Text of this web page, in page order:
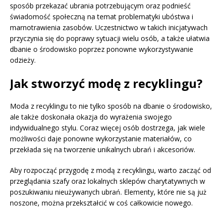
sposób przekazać ubrania potrzebującym oraz podnieść
świadomość społeczną na temat problematyki ubóstwa i
marnotrawienia zasobów. Uczestnictwo w takich inicjatywach
przyczynia się do poprawy sytuacji wielu osób, a także ułatwia
dbanie o środowisko poprzez ponowne wykorzystywanie
odzieży.
Jak stworzyć modę z recyklingu?
Moda z recyklingu to nie tylko sposób na dbanie o środowisko,
ale także doskonała okazja do wyrażenia swojego
indywidualnego stylu. Coraz więcej osób dostrzega, jak wiele
możliwości daje ponowne wykorzystanie materiałów, co
przekłada się na tworzenie unikalnych ubrań i akcesoriów.
Aby rozpocząć przygodę z modą z recyklingu, warto zacząć od
przeglądania szafy oraz lokalnych sklepów charytatywnych w
poszukiwaniu nieużywanych ubrań. Elementy, które nie są już
noszone, można przekształcić w coś całkowicie nowego.